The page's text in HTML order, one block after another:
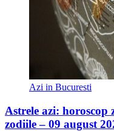
Azi in Bucuresti
Astrele azi:
zodiile – 09 august